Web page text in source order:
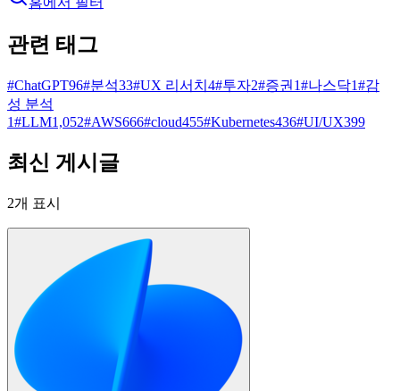
관련 태그
#ChatGPT96#분석33#UX 리서치 4#투자2#증권 1#나스닥1#감
성 분석
1#LLM1,052#AWS666#cloud455#Kubernetes436#UI/UX399
최신 게시글
2개 표시